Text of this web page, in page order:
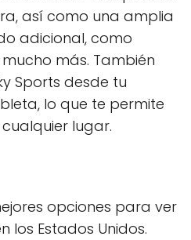
así como una amplia
adicional, como
más. También
Sports desde tu
lo que te permite
lugar.
opciones para ver
los Estados Unidos.